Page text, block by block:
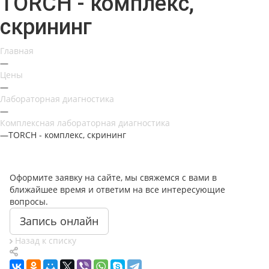
скрининг
Главная
—
Цены
—
Лабораторная диагностика
—
Комплексная лабораторная диагностика
—TORCH - комплекс, скрининг
Оформите заявку на сайте, мы свяжемся с вами в
ближайшее время и ответим на все интересующие
вопросы.
Запись онлайн
Назад к списку